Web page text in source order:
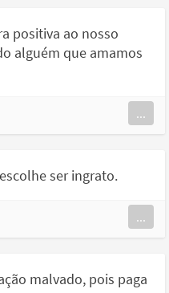
positiva ao nosso
alguém que amamos
...
ser ingrato.
...
malvado, pois paga